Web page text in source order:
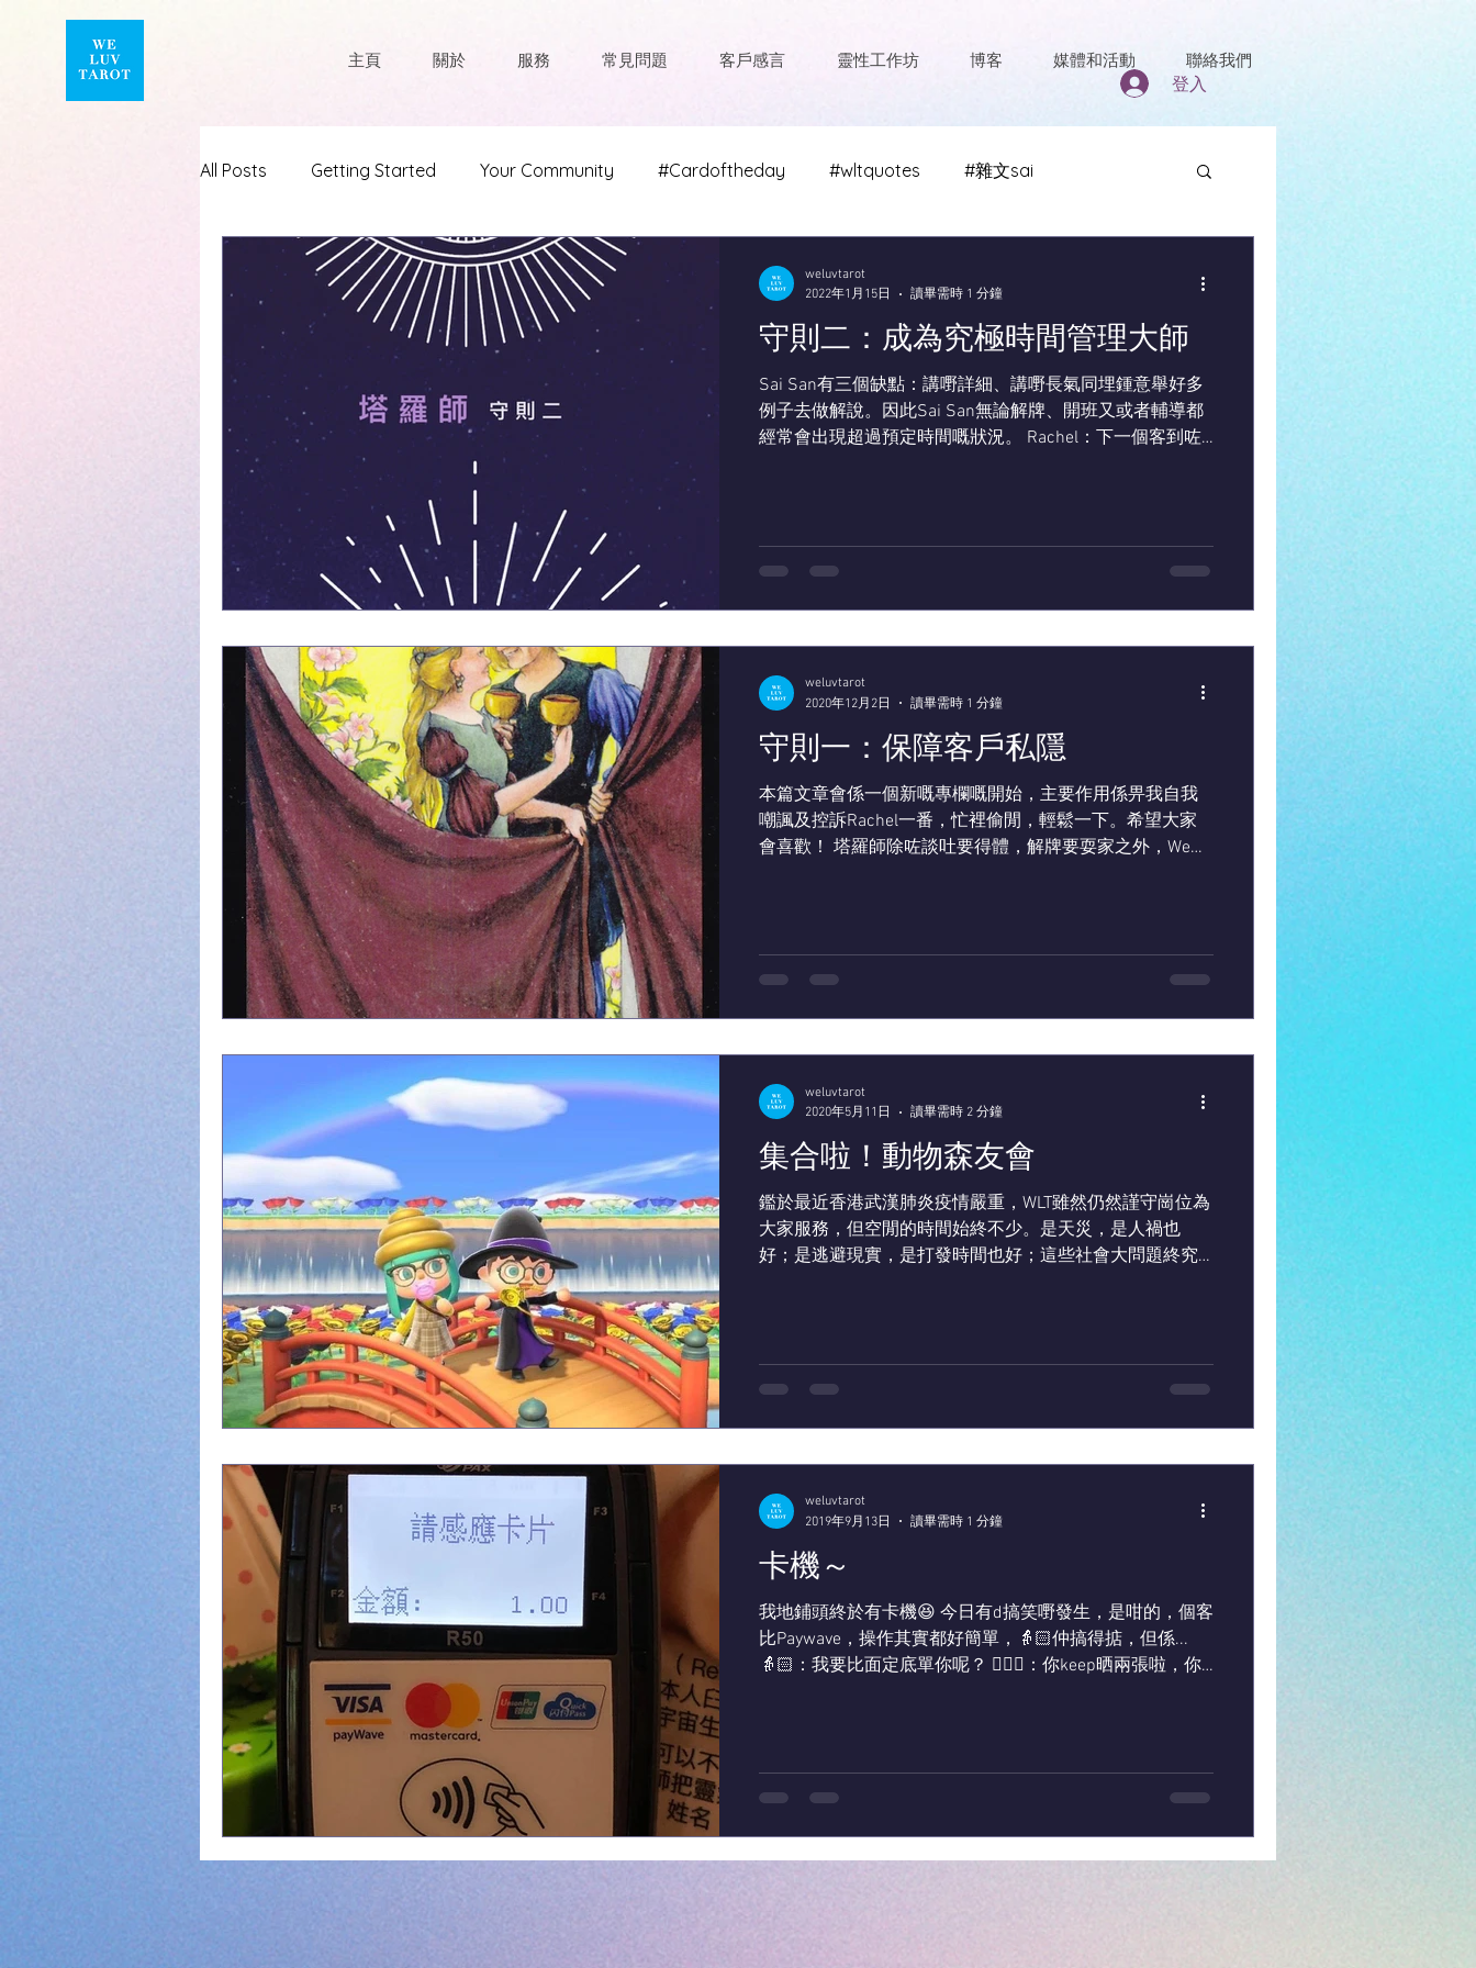
主頁 關於 服務 常見問題 客戶感言 靈性工作坊 博客 媒體和活動 聯絡我們
登入
All Posts Getting Started Your Community #Cardoftheday #wltquotes #雜文sai
#塔羅師的守則 #wltchill #奧修 #雜文瑞琪兒
守則二：成為究極時間管理大師
Sai San有三個缺點：講嘢詳細、講嘢長氣同埋鍾意舉好多
例子去做解說。因此Sai San無論解牌、開班又或者輔導都
經常會出現超過預定時間嘅狀況。 Rachel：下一個客到咗
weluvtarot
2022年1月15日
讀畢需時 1 分鐘
守則一：保障客戶私隱
本篇文章會係一個新嘅專欄嘅開始，主要作用係畀我自我
嘲諷及控訴Rachel一番，忙裡偷閒，輕鬆一下。希望大家
會喜歡！ 塔羅師除咗談吐要得體，解牌要耍家之外，We
weluvtarot
2020年12月2日
讀畢需時 1 分鐘
集合啦！動物森友會
鑑於最近香港武漢肺炎疫情嚴重，WLT雖然仍然謹守崗位為
大家服務，但空閒的時間始終不少。是天災，是人禍也
好；是逃避現實，是打發時間也好；這些社會大問題終究
weluvtarot
2020年5月11日
讀畢需時 2 分鐘
卡機～
我地鋪頭終於有卡機😆 今日有d搞笑嘢發生，是咁的，個客
比Paywave，操作其實都好簡單，👵🏻仲搞得掂，但係...
👵🏻：我要比面定底單你呢？ 🙎🏻‍♂️：你keep晒兩張啦，你
weluvtarot
2019年9月13日
讀畢需時 1 分鐘